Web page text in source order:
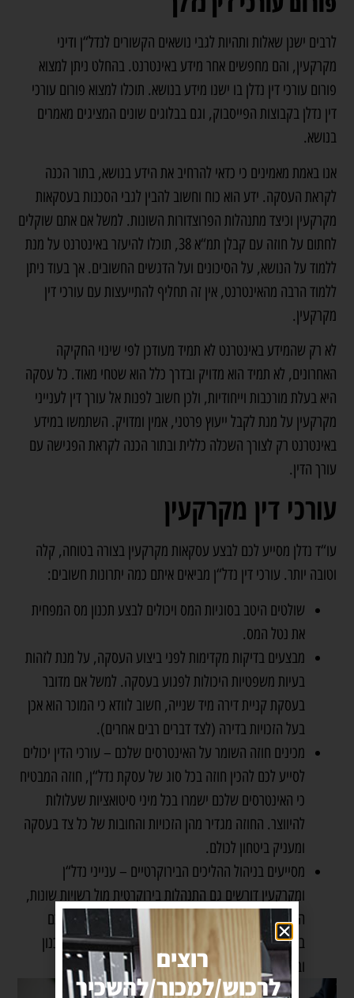
לרבים ישנן שאלות ותהיות לגבי נושאים הקשורים לנדל“ן ודיני
מקרקעין, והם מחפשים אחר מידע באינטרנט. בהחלט ניתן למצוא
פורום עורכי דין נדלן בו ישנו מידע בנושא. תוכלו למצוא פורום עורכי
דין נדלן בקבוצות הפייסבוק, וגם בבלוגים שונים המציגים מאמרים
בנושא.
אנו באמת מאמינים כי כדאי להרחיב את הידע בנושא, בתור הכנה
לקראת העסקה. ידע הוא כוח וחשוב להבין לגבי הסכנות בעסקאות
מקרקעין וכיצד מתנהלות הפרוצדורות השונות. למשל אם אתם שוקלים
לחתום על חוזה עם קבלן תמ“א 38, תוכלו להיעזר באינטרנט על מנת
ללמוד על הנושא, על הסיכונים ועל הדגשים החשובים. אך בעוד ניתן
ללמוד הרבה מהאינטרנט, אין זה תחליף להתייעצות עם עורכי דין
מקרקעין.
לא רק שהמידע באינטרנט לא תמיד מעודכן לפי שינוי החקיקה
האחרונים, לא תמיד הוא מדויק ובדרך כלל הוא שטחי מאוד. כל עסקה
היא בעלת מורכבות וייחודיות, ולכן חשוב לפנות אל עורך דין לענייני
מקרקעין על מנת לקבל ייעוץ פרטני, אמין ומדויק. השתמשו במידע
באינטרנט רק לצורך השכלה כללית ובתור הכנה לקראת הפגישה עם
עורך הדין.
עורכי דין מקרקעין
עו“ד נדלן מסייע לכם לבצע עסקאות מקרקעין בצורה בטוחה, קלה
וטובה יותר. עורכי דין נדל“ן מביאים איתם כמה יתרונות חשובים:
שולטים היטב בסוגיות המס ויכולים לבצע תכנון מס המפחית
את נטל המס.
מבצעים בדיקות מקדימות לפני ביצוע העסקה, על מנת לזהות
בעיות משפטיות היכולות לפגוע בעסקה. למשל אם מדובר
בעסקת קניית דירה מיד שנייה, חשוב לוודא כי המוכר הוא אכן
בעל הזכויות בדירה (לצד דברים רבים אחרים).
מכינים חוזה השומר על האינטרסים שלכם – עורכי הדין יכולים
לסייע לכם להכין חוזה בכל סוג של עסקת נדל“ן, חוזה המבטיח
כי האינטרסים שלכם ישמרו בכל מיני סיטואציות שעלולות
להיווצר. החוזה מגדיר מהן הזכויות והחובות של כל צד בעסקה
ומעניק ביטחון לכולם.
מסייעים בניהול ההליכים הבירוקרטיים – ענייני נדל“ן
ומקרקעין דורשים גם התנהלות בירוקרטית מול רשויות שונות,
הכל בהתאם לסוג העסקה. עורך דין מקרקעין מסייע לכם
בהתנהלות מול בנקים, מנהל מקרקעי ישראל, ועדות תכנון
ובנייה ועוד.
רוצים
לרכוש/למכור/להשכיר